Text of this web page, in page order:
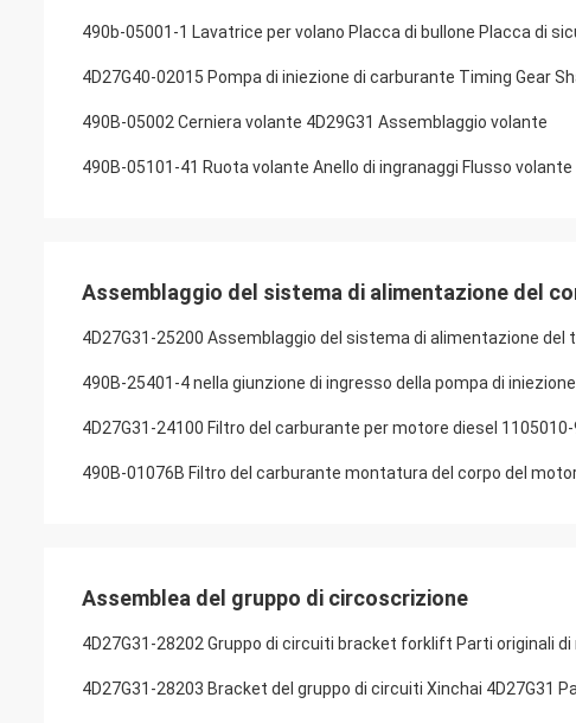
490b-05001-1 Lavatrice per volano Placca di bullone Placca di
4D27G40-02015 Pompa di iniezione di carburante Timing Gear
490B-05002 Cerniera volante 4D29G31 Assemblaggio volante
490B-05101-41 Ruota volante Anello di ingranaggi Flusso volante
Assemblaggio del sistema di alimentazione del
4D27G31-25200 Assemblaggio del sistema di alimentazione
490B-25401-4 nella giunzione di ingresso della pompa di
4D27G31-24100 Filtro del carburante per motore diesel
490B-01076B Filtro del carburante montatura del corpo del
Assemblea del gruppo di circoscrizione
4D27G31-28202 Gruppo di circuiti bracket forklift Parti originali di
4D27G31-28203 Bracket del gruppo di circuiti Xinchai 4D27G31